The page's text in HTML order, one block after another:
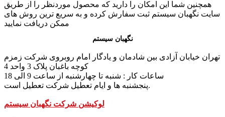
همچنین شما این امکان را دارید که محصول موردنظر را از طریق
سایت نگهبان سیستم ثبت سفارش کرده و به سریع ترین روش های
ممکن دریافت نمایید
نگهبان سیستم
تهران خیابان آزادی بین شادمان و یادگار امام روبروی شرکت زمزم
کوچه باغبان پلاک 3 واحد 4
پنجشنبه ها و ایام تعطیل شرکت تعطیل است.
لوکیشن شرکت نگهبان سیستم